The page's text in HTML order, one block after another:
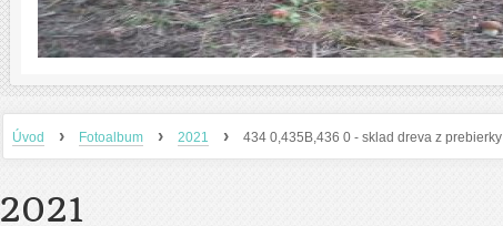
Úvod › Fotoalbum › 2021 › 434 0,435B,436 0 - sklad dreva z prebierky
2021